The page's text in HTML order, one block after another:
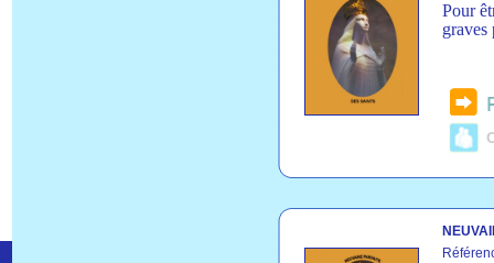
Pour
graves